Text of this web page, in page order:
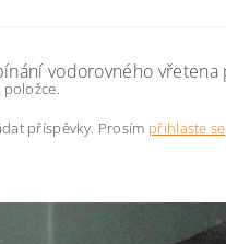
vodorovného vřetena
příspěvky. Prosím přihlaste se